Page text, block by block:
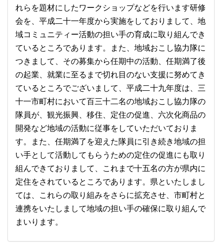
れらを題材にしたワークショップなどを行います研修
会を、平成二十一年度から実施をしておりまして、地
域コミュニティー活動の担い手の育成に取り組んでき
ているところであります。また、地域おこし協力隊に
つきまして、その募集から任期中の活動、任期満了後
の起業、就業に至るまで切れ目のない支援に努めてき
ているところでございまして、平成二十九年度は、三
十一市町村において百三十二名の地域おこし協力隊の
隊員が、観光振興、移住、定住の促進、六次化商品の
開発など地域の活動に従事をしていただいておりま
す。また、任期満了を迎えた隊員に引き続き地域の担
い手として活動してもらうための定住の促進にも取り
組んできておりまして、これまで十五名の方が県内に
定住をされているところであります。県といたしまし
ては、これらの取り組みをさらに拡充させ、市町村と
連携をいたしまして地域の担い手の確保に取り組んで
まいります。